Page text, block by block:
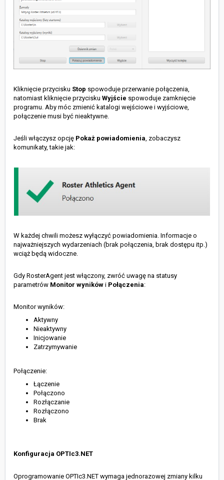
Kliknięcie przycisku Stop spowoduje przerwanie połączenia,
natomiast kliknięcie przycisku Wyjście spowoduje zamknięcie
programu. Aby móc zmienić katalogi wejściowe i wyjściowe,
połączenie musi być nieaktywne.
Jeśli włączysz opcję Pokaż powiadomienia , zobaczysz
komunikaty, takie jak:
W każdej chwili możesz wyłączyć powiadomienia. Informacje o
najważniejszych wydarzeniach (brak połączenia, brak dostępu itp.)
wciąż będą widoczne.
Gdy RosterAgent jest włączony, zwróć uwagę na statusy
parametrów Monitor wyników i Połączenia:
Monitor wyników:
Aktywny
Nieaktywny
Inicjowanie
Zatrzymywanie
Połączenie:
Łączenie
Połączono
Rozłączanie
Rozłączono
Brak
Konfiguracja OPTIc3.NET
Oprogramowanie OPTIc3.NET wymaga jednorazowej zmiany kilku